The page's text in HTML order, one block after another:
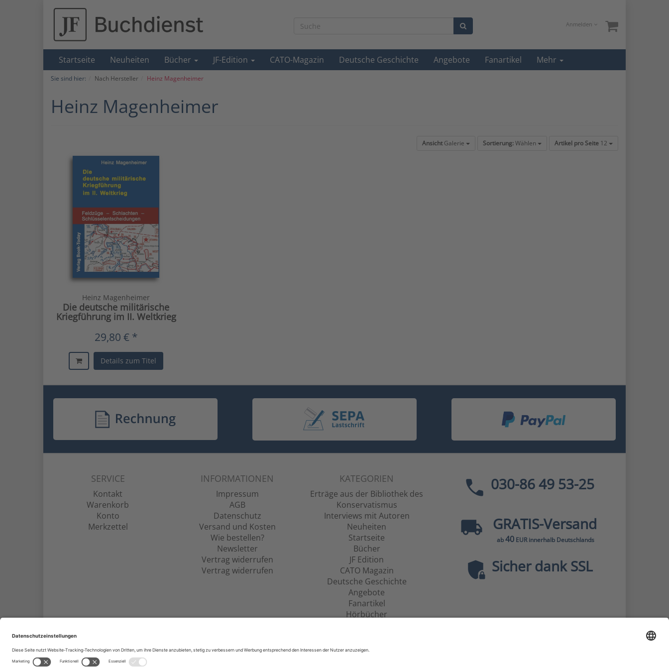
Anmelden
Startseite Neuheiten Bücher JF-Edition CATO-Magazin Deutsche Geschichte Angebote Fanartikel Mehr
Sie sind hier: Nach Hersteller Heinz Magenheimer
Heinz Magenheimer
AnsichtGalerie Sortierung:Wählen Artikel pro Seite 12
Heinz Magenheimer
Die deutsche militärische
Kriegführung im II. Weltkrieg
29,80 € *
Details zum Titel
SERVICE
Kontakt
Warenkorb
Konto
Merkzettel
INFORMATIONEN
Impressum
AGB
Datenschutz
Versand und Kosten
Wie bestellen?
Newsletter
Vertrag widerrufen
Vertrag widerrufen
KATEGORIEN
Erträge aus der Bibliothek des
Konservatismus
Interviews mit Autoren
Neuheiten
Startseite
Bücher
JF Edition
CATO Magazin
Deutsche Geschichte
Angebote
Fanartikel
Hörbücher
030-86 49 53-25
GRATIS-Versand
ab40EUR innerhalb Deutschlands
Sicher dank SSL